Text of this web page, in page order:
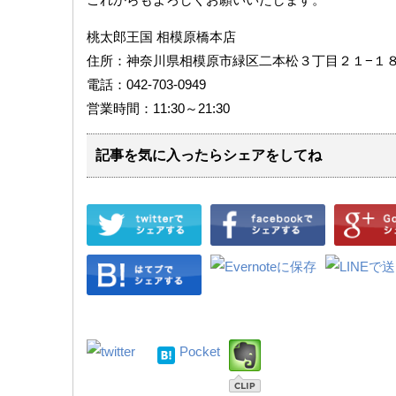
桃太郎王国 相模原橋本店
住所：神奈川県相模原市緑区二本松３丁目２１−１
電話：042-703-0949
営業時間：11:30～21:30
記事を気に入ったらシェアをしてね
Pocket